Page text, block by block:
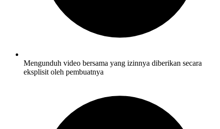
Mengunduh video bersama yang izinnya diberikan secara
eksplisit oleh pembuatnya